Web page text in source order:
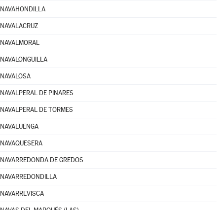
NAVAHONDILLA
NAVALACRUZ
NAVALMORAL
NAVALONGUILLA
NAVALOSA
NAVALPERAL DE PINARES
NAVALPERAL DE TORMES
NAVALUENGA
NAVAQUESERA
NAVARREDONDA DE GREDOS
NAVARREDONDILLA
NAVARREVISCA